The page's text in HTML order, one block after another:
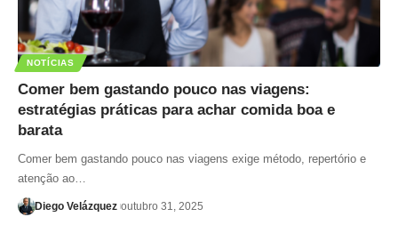
NOTÍCIAS
Comer bem gastando pouco nas viagens:
estratégias práticas para achar comida boa e
barata
Comer bem gastando pouco nas viagens exige método, repertório e
atenção ao…
Diego Velázquez outubro 31, 2025